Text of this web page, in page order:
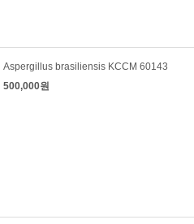
Aspergillus brasiliensis KCCM 60143
500,000원